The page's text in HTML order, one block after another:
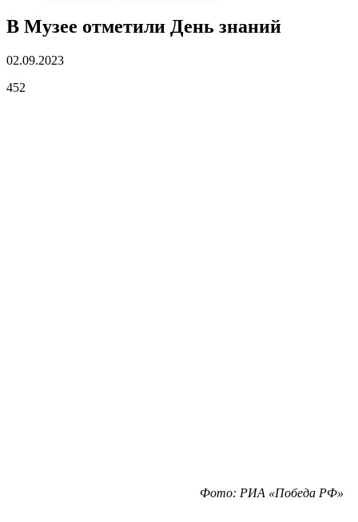
В Музее отметили День знаний
02.09.2023
452
Фото: РИА «Победа РФ»